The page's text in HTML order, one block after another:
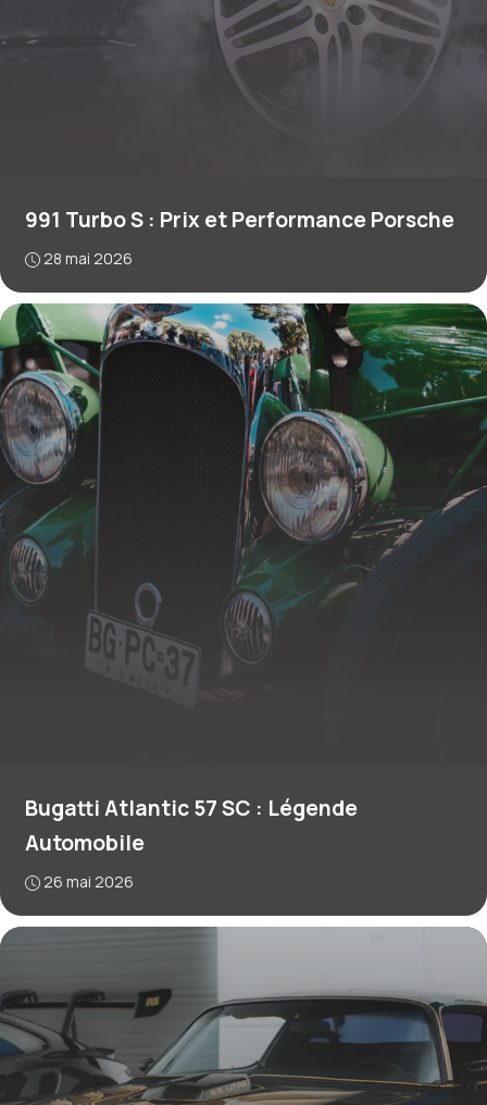
991 Turbo S : Prix et Performance Porsche
28 mai 2026
Bugatti Atlantic 57 SC : Légende
Automobile
26 mai 2026